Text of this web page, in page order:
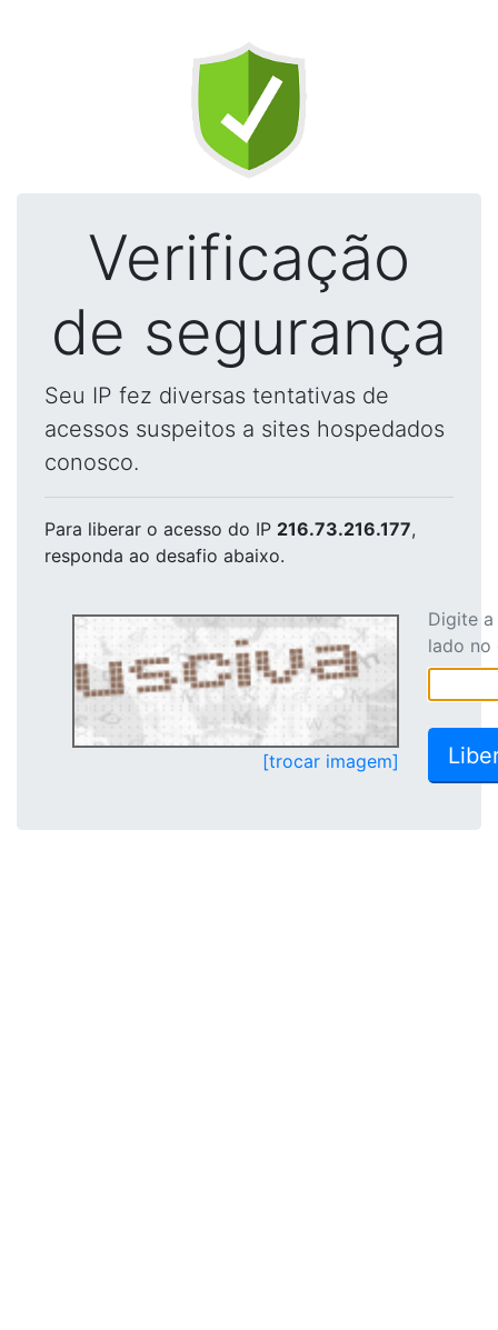
Verificação
de segurança
Seu IP fez diversas tentativas de
acessos suspeitos a sites hospedados
conosco.
Para liberar o acesso do IP 216.73.216.177,
responda ao desafio abaixo.
[trocar imagem]
Digite
lado no